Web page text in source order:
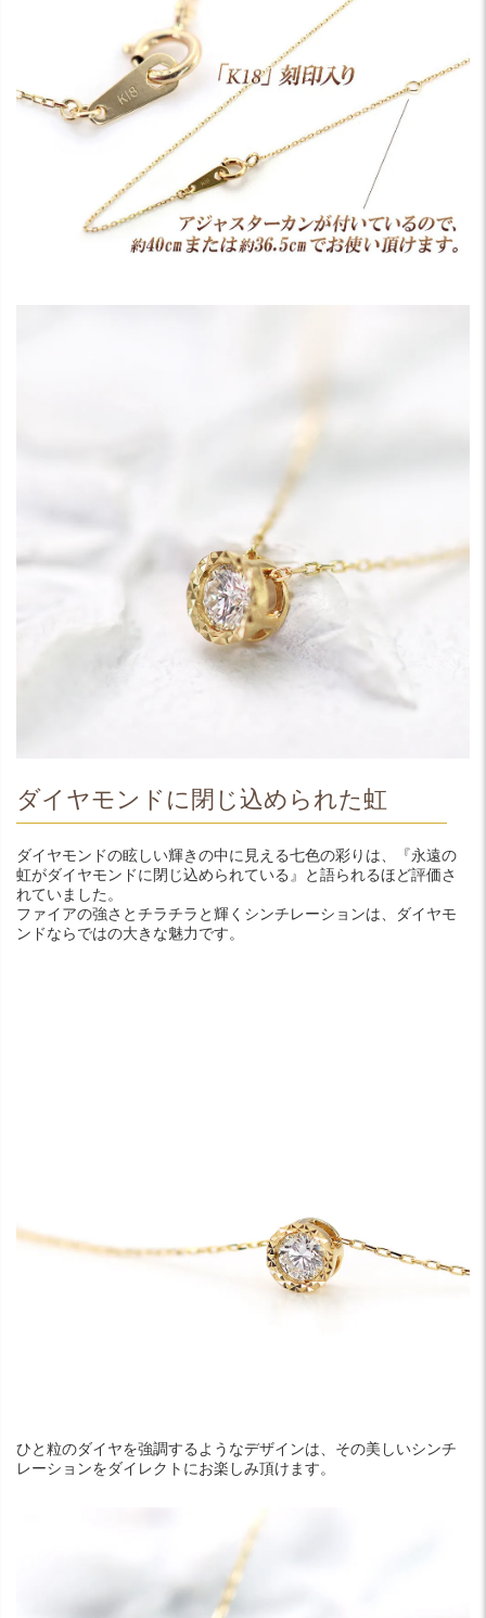
ダイヤモンドに閉じ込められた虹
ダイヤモンドの眩しい輝きの中に見える七色の彩りは、『永遠の
虹がダイヤモンドに閉じ込められている』と語られるほど評価さ
れていました。
ファイアの強さとチラチラと輝くシンチレーションは、ダイヤモ
ンドならではの大きな魅力です。
ひと粒のダイヤを強調するようなデザインは、その美しいシンチ
レーションをダイレクトにお楽しみ頂けます。